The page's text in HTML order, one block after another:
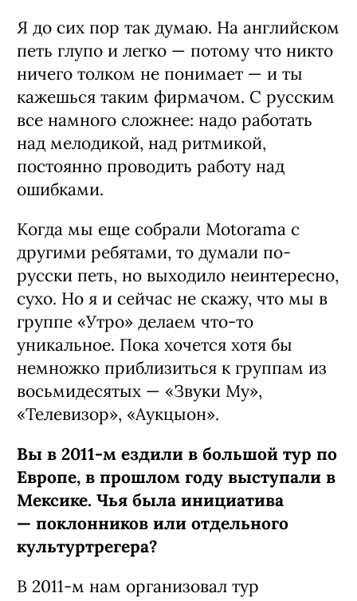
Я до сих пор так думаю. На английском
петь глупо и легко — потому что никто
ничего толком не понимает — и ты
кажешься таким фирмачом. С русским
все намного сложнее: надо работать
над мелодикой, над ритмикой,
постоянно проводить работу над
ошибками.
Когда мы еще собрали Motorama с
другими ребятами, то думали по-
русски петь, но выходило неинтересно,
сухо. Но я и сейчас не скажу, что мы в
группе «Утро» делаем что-то
уникальное. Пока хочется хотя бы
немножко приблизиться к группам из
восьмидесятых — «Звуки Му»,
«Телевизор», «Аукцыон».
Вы в 2011-м ездили в большой тур по
Европе, в прошлом году выступали в
Мексике. Чья была инициатива
— поклонников или отдельного
культуртрегера?
В 2011-м нам организовал тур